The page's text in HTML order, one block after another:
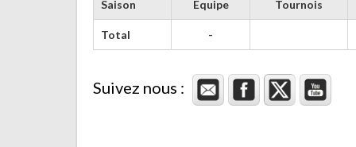
Saison Equipe Tournois
Total -
Suivez nous :